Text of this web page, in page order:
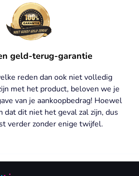
geld-terug-garantie
reden dan ook niet volledig
met het product, beloven we je
van je aankoopbedrag! Hoewel
dat dit niet het geval zal zijn, dus
verder zonder enige twijfel.